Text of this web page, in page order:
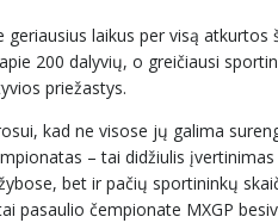
laikus per visą
200 dalyvių, o greičiausi
priežastys.
kad ne visose jų galima
– tai didžiulis
bet ir pačių sportininkų
pasaulio čempionate MXGP